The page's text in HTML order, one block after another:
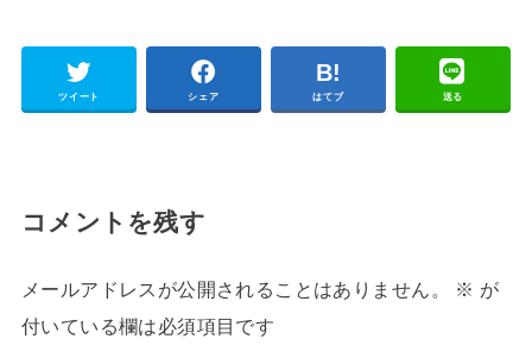
ツイート シェア はてブ 送る
コメントを残す
メールアドレスが公開されることはありません。 ※ が
付いている欄は必須項目です